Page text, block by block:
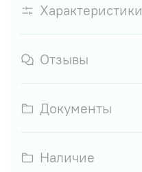
Характеристики
Отзывы
Документы
Наличие